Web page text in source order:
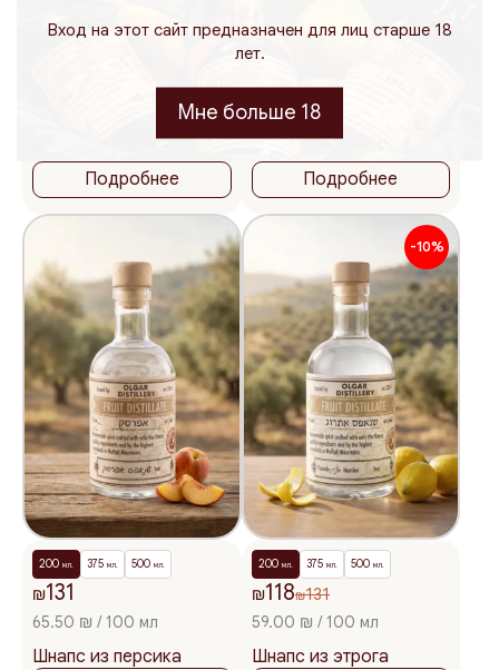
Подробнее
200
₪131
65.50 ₪ / 100 мл
Подробнее
200 мл. 375 мл. 500 мл.
₪131
65.50 ₪ / 100 мл
Шнапс из персика
-10%
200 мл. 375 мл. 500 мл.
₪118₪131
59.00 ₪ / 100 мл
Шнапс из этрога
Вход на этот сайт предназначен для лиц старше 18
лет.
Мне больше 18